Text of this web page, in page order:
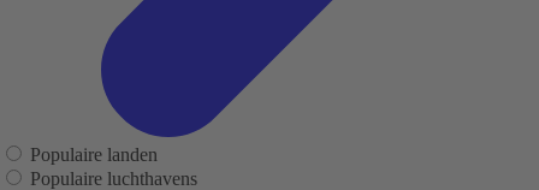
Populaire landen
Populaire luchthavens